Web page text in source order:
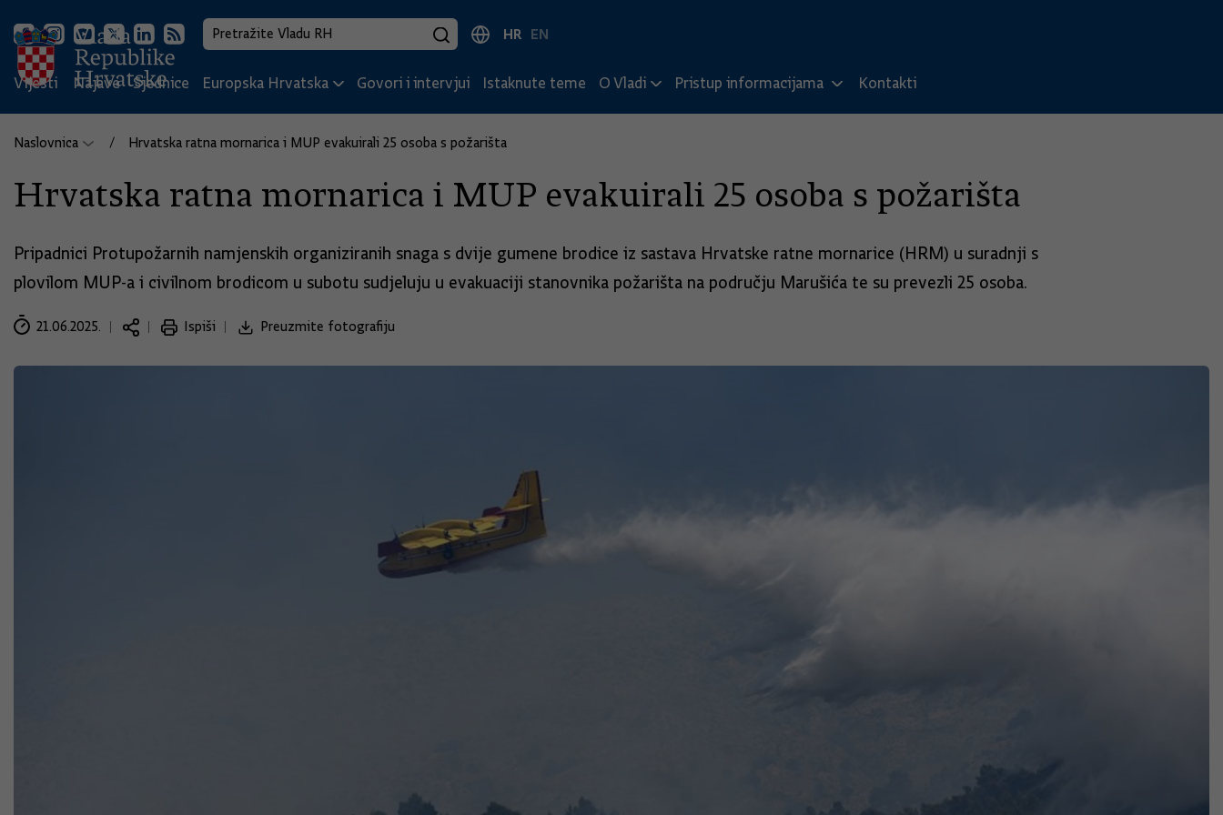
HR EN
Vijesti Najave Sjednice Europska Hrvatska Govori i intervjui Istaknute teme O Vladi Pristup informacijama Kontakti
Naslovnica Hrvatska ratna mornarica i MUP evakuirali 25 osoba s požarišta
Hrvatska ratna mornarica i MUP evakuirali 25 osoba s požarišta
Pripadnici Protupožarnih namjenskih organiziranih snaga s dvije gumene brodice iz sastava Hrvatske ratne mornarice (HRM) u suradnji s
plovilom MUP-a i civilnom brodicom u subotu sudjeluju u evakuaciji stanovnika požarišta na području Marušića te su prevezli 25 osoba.
21.06.2025. Ispiši Preuzmite fotografiju